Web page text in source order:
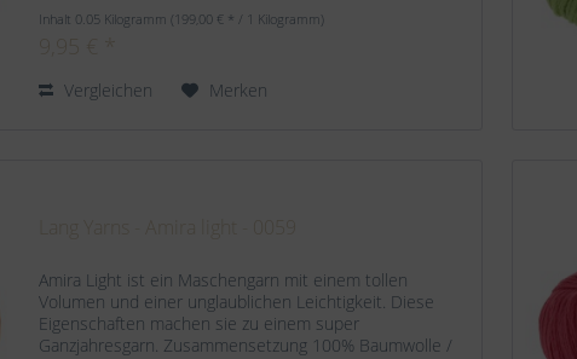
Inhalt 0.05 Kilogramm(199,00 € * / 1 Kilogramm)
Vergleichen Merken
Amira Light ist ein Maschengarn mit einem tollen
Volumen und einer unglaublichen Leichtigkeit. Diese
Eigenschaften machen sie zu einem super
Ganzjahresgarn. Zusammensetzung 100% Baumwolle /